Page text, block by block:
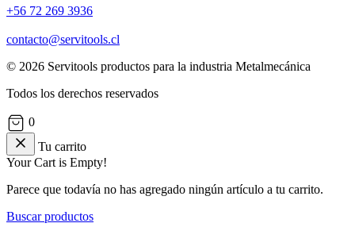
+56 72 269 3936
contacto@servitools.cl
© 2026 Servitools productos para la industria Metalmecánica
Todos los derechos reservados
0
Tu carrito
Your Cart is Empty!
Parece que todavía no has agregado ningún artículo a tu carrito.
Buscar productos